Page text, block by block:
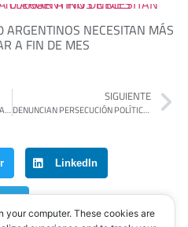
NECESITAN MÁS
A FIN DE MES
CRUCES ENTRE ELON MUSK Y DONALD TRUMP: LA MOTOSIERRA DE MILEI EN EL CENTRO DE LA POLÉMICA POR LA DEUDA DE ESTADOS UNIDOS
SIGUIENTE
DENUNCIAN PERSECUCIÓN POLÍTICA TRAS LA DETENCIÓN DE MILITANTES PERONISTAS
LinkedIn
your computer. These cookies are